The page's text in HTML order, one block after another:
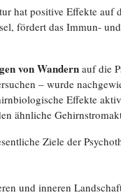
hat positive Effekte
fördert das Immun-
von Wandern auf die
– wurde
Effekte
ähnliche
Ziele der
und inneren